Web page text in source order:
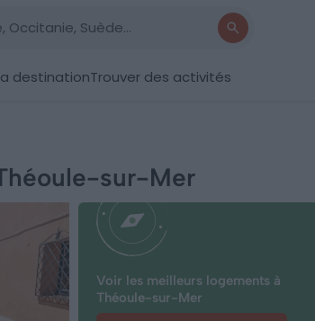
destinationTrouver des activités
sur-Mer
Voir les meilleurs logements à
Théoule-sur-Mer